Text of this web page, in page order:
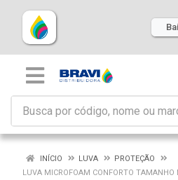
INÍCIO LUVA
PROTEÇÃO
LUVA MICROFOAM CONFORTO TAMANHO